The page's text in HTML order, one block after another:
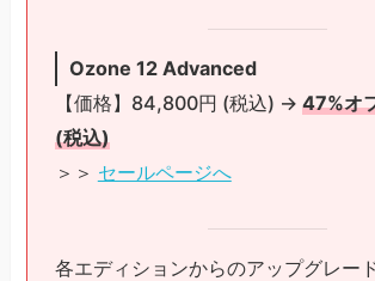
Ozone 12 Advanced
【価格】84,800円 (税込) → 47%オ
(税込)
＞＞ セールページへ
各エディションからのアップグレー